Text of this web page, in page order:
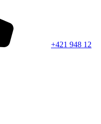
+421 948 12